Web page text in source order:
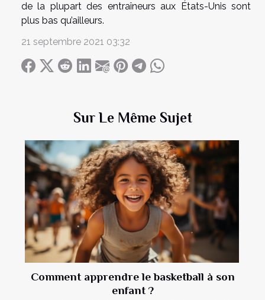
Sur Le Même Sujet
Comment apprendre le basketball à son
enfant ?
de la plupart des entraîneurs aux États-Unis sont
plus bas qu’ailleurs.
21 septembre 2021 03:32